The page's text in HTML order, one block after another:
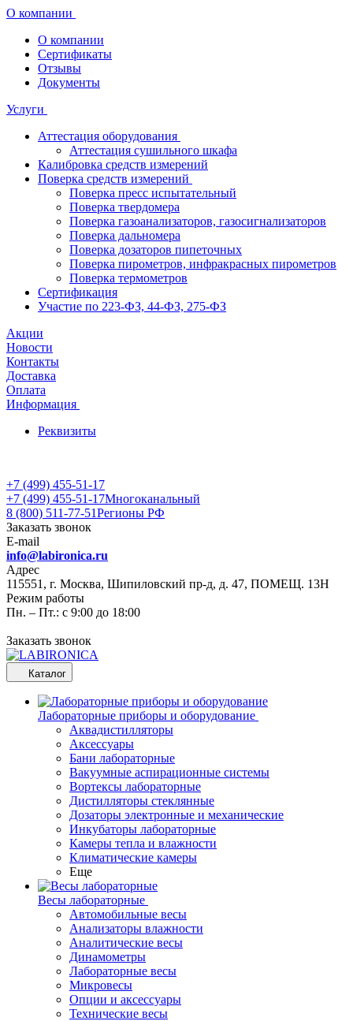
О компании
О компании
Сертификаты
Отзывы
Документы
Услуги
Аттестация оборудования
Аттестация сушильного шкафа
Калибровка средств измерений
Поверка средств измерений
Поверка пресс испытательный
Поверка твердомера
Поверка газоанализаторов, газосигнализаторов
Поверка дальномера
Поверка дозаторов пипеточных
Поверка пирометров, инфракрасных пирометров
Поверка термометров
Сертификация
Участие по 223-ФЗ, 44-ФЗ, 275-ФЗ
Акции
Новости
Контакты
Доставка
Оплата
Информация
Реквизиты
+7 (499) 455-51-17
+7 (499) 455-51-17Многоканальный
8 (800) 511-77-51Регионы РФ
Заказать звонок
E-mail
info@labironica.ru
Адрес
115551, г. Москва, Шипиловский пр-д, д. 47, ПОМЕЩ. 13Н
Режим работы
Пн. – Пт.: с 9:00 до 18:00
Заказать звонок
Каталог
Лабораторные приборы и оборудование
Аквадистилляторы
Аксессуары
Бани лабораторные
Вакуумные аспирационные системы
Вортексы лабораторные
Дистилляторы стеклянные
Дозаторы электронные и механические
Инкубаторы лабораторные
Камеры тепла и влажности
Климатические камеры
Еще
Весы лабораторные
Автомобильные весы
Анализаторы влажности
Аналитические весы
Динамометры
Лабораторные весы
Микровесы
Опции и аксессуары
Технические весы